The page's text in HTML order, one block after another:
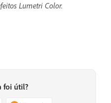
Lumetri Color.
foi útil?